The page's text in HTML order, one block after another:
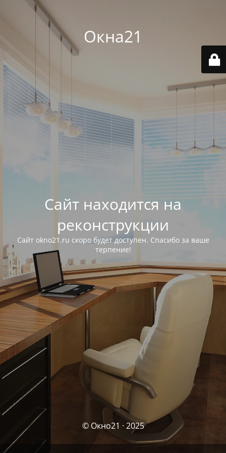
Окна21
Сайт находится на
реконструкции
Сайт okno21.ru скоро будет доступен. Спасибо за ваше
терпение!
© Окно21 · 2025